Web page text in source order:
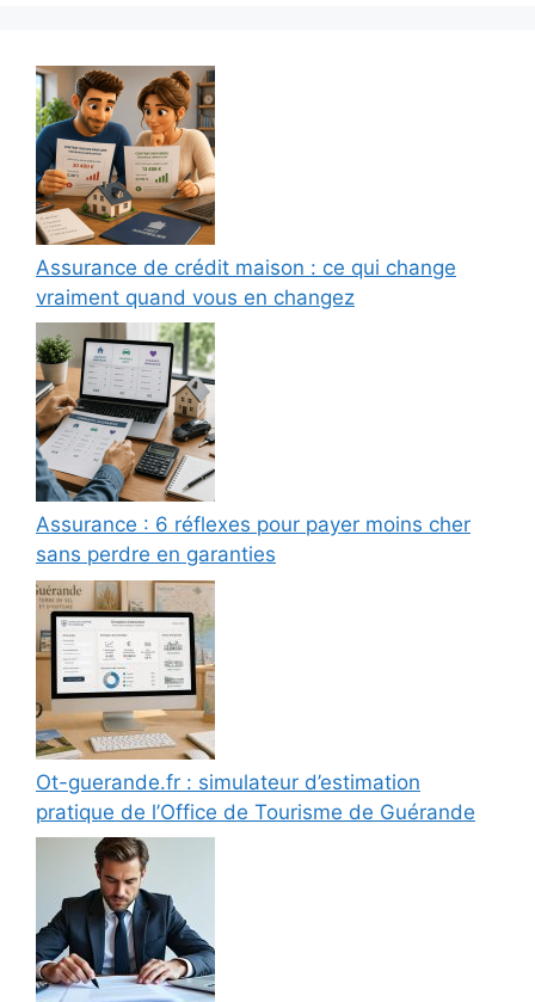
Assurance de crédit maison : ce qui change
vraiment quand vous en changez
Assurance : 6 réflexes pour payer moins cher
sans perdre en garanties
Ot-guerande.fr : simulateur d’estimation
pratique de l’Office de Tourisme de Guérande